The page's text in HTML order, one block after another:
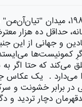
تظاهرات جنبش دانشجویی
و جهانی از
که حتا اگر
می‌دارد . یک
در برابر خشونت و
دچار تردید و